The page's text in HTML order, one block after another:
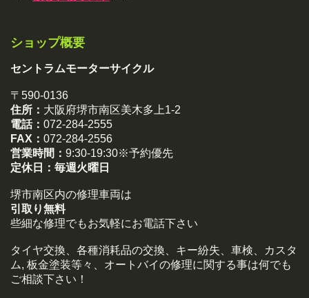
ショップ概要
セントラムモーターサイクル
〒590-0136
住所： 大阪府堺市南区美木多上1-2
電話： 072-284-2555
FAX： 072-284-2556
営業時間： 9:30-19:30※予約優先
定休日： 毎週火曜日
堺市南区内の修理車両は
引取り無料
些細な修理でもお気軽にお電話下さい
タイヤ交換、各種消耗品の交換、キー紛失、車検、カスタ
ム, 板金塗装等々、オートバイの修理に関する事は何でも
ご相談下さい！